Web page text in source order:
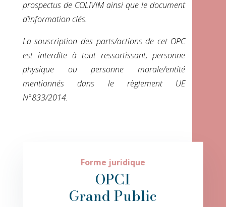
prospectus de COLIVIM ainsi que le document
d’information clés.
La souscription des parts/actions de cet OPC
est interdite à tout ressortissant, personne
physique ou personne morale/entité
mentionnés dans le règlement UE
N°833/2014.
Forme juridique
OPCI
Grand Public